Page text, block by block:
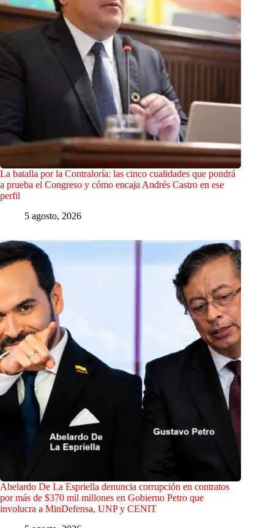
La batalla por la Contraloría: las cinco cualidades que pondrá
a prueba el Congreso y cómo encaja Andrés Castro en ese
perfil
5 agosto, 2026
Abelardo De La Espriella denuncia corrupción en contratos
por más de $370 mil millones en Gobierno Petro que
involucra a MinDefensa, UNP y CENIT